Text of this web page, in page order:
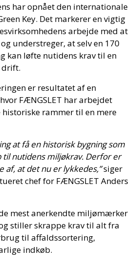
har opnået den internationale
Key. Det markerer en vigtig
arbejde med at
understreger, at selv en 170
kan løfte nutidens krav til en
drift.
er resultatet af en
FÆNGSLET har arbejdet
rammer til en mere
at få en historisk bygning som
til nutidens miljøkrav. Derfor er
af, at det nu er lykkedes,”siger
chef for FÆNGSLET Anders
mest anerkendte miljømærker
stiller skrappe krav til alt fra
til affaldssortering,
indkøb.